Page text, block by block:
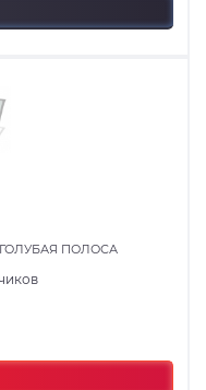
ГОЛУБАЯ ПОЛОСА